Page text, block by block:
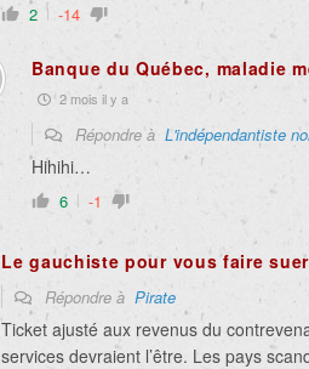
2 -14
Banque du Québec, maladie
2 mois il y a
Répondre à L'indépendantiste
Hihihi…
6 -1
Le gauchiste pour vous faire suer
Répondre à Pirate
Ticket ajusté aux revenus du
services devraient l’être. Les pays